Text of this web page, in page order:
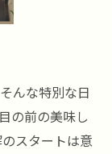
んな特別な日
の前の美味し
スタートは意